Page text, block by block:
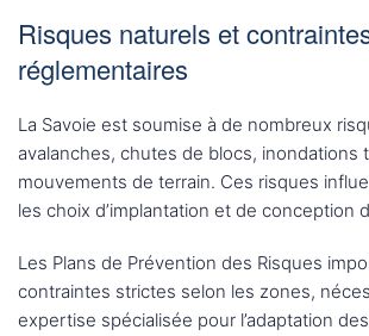
Risques naturels et
réglementaires
La Savoie est soumise à de nombreux
avalanches, chutes de blocs, inondations
mouvements de terrain. Ces risques
les choix d’implantation et de conception
Les Plans de Prévention des Risques
contraintes strictes selon les zones,
expertise spécialisée pour l’adaptation